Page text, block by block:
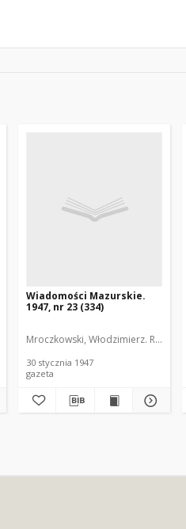
Wiadomości Mazurskie.
1947, nr 23 (334)
Mroczkowski, Włodzimierz. Red.
30 stycznia 1947
gazeta